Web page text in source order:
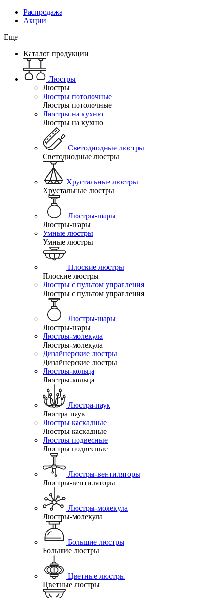
Распродажа
Акции
Еще
Каталог продукции
Люстры
Люстры
Люстры потолочные
Люстры потолочные
Люстры на кухню
Люстры на кухню
Светодиодные люстры
Светодиодные люстры
Хрустальные люстры
Хрустальные люстры
Люстры-шары
Люстры-шары
Умные люстры
Умные люстры
Плоские люстры
Плоские люстры
Люстры с пультом управления
Люстры с пультом управления
Люстры-шары
Люстры-шары
Люстры-молекула
Люстры-молекула
Дизайнерские люстры
Дизайнерские люстры
Люстры-кольца
Люстры-кольца
Люстра-паук
Люстра-паук
Люстры каскадные
Люстры каскадные
Люстры подвесные
Люстры подвесные
Люстры-вентиляторы
Люстры-вентиляторы
Люстры-молекула
Люстры-молекула
Большие люстры
Большие люстры
Цветные люстры
Цветные люстры